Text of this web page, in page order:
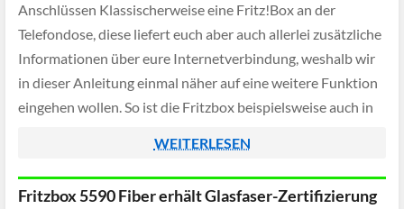
Anschlüssen Klassischerweise eine Fritz!Box an der
Telefondose, diese liefert euch aber auch allerlei zusätzliche
Informationen über eure Internetverbindung, weshalb wir
in dieser Anleitung einmal näher auf eine weitere Funktion
eingehen wollen. So ist die Fritzbox beispielsweise auch in
Vermittlungsstelle […]
WEITERLESEN
Fritzbox 5590 Fiber erhält Glasfaser-Zertifizierung